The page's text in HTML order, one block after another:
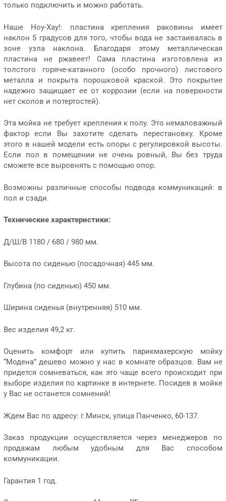
только подключить и можно работать.
Наше Ноу-Хау!: пластина крепления раковины имеет
наклон 5 градусов для того, чтобы вода не застаивалась в
зоне узла наклона. Благодаря этому металлическая
пластина не ржавеет! Сама пластина изготовлена из
толстого горяче-катанного (особо прочного) листового
металла и покрыта порошковой краской. Это покрытие
надежно защищает ее от коррозии (если на поверхности
нет сколов и потертостей).
Эта мойка не требует крепления к полу. Это немаловажный
фактор если Вы захотите сделать перестановку. Кроме
этого в нашей модели есть опоры с регулировкой высоты.
Если пол в помещении не очень ровный, Вы без труда
сможете все выровнять с помощью опор.
Возможны различные способы подвода коммуникаций: в
пол и сзади.
Технические характеристики:
Д/Ш/В 1180 / 680 / 980 мм.
Высота по сиденью (посадочная) 445 мм.
Глубина (по сиденью) 450 мм.
Ширина сиденья (внутренняя) 510 мм.
Вес изделия 49,2 кг.
Оценить комфорт или купить парикмахерскую мойку
“Модена” дешево можно у нас в комнате образцов. Вам не
придется сомневаться, как это чаще всего происходит при
выборе изделия по картинке в интернете. Посидев в мойке
у Вас не останется сомнений!
Ждем Вас по адресу: г.Минск, улица Панченко, 60-137.
Заказ продукции осуществляется через менеджеров по
продажам любым удобным для Вас способом
коммуникации.
Гарантия 1 год.